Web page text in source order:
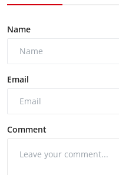
Name
Email
Comment